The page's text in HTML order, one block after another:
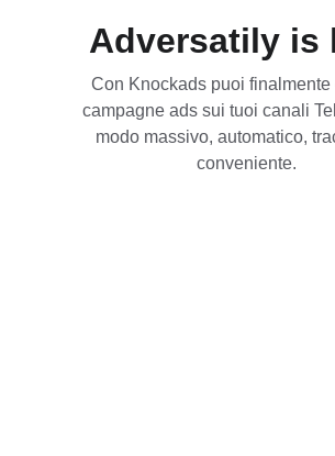
Adversatily is
Con Knockads puoi finalmente
campagne ads sui tuoi canali
modo massivo, automatico,
conveniente.